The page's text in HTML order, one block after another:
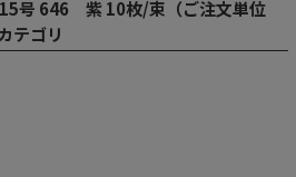
号 646 紫 10枚/束（ご注文単位
テゴリ